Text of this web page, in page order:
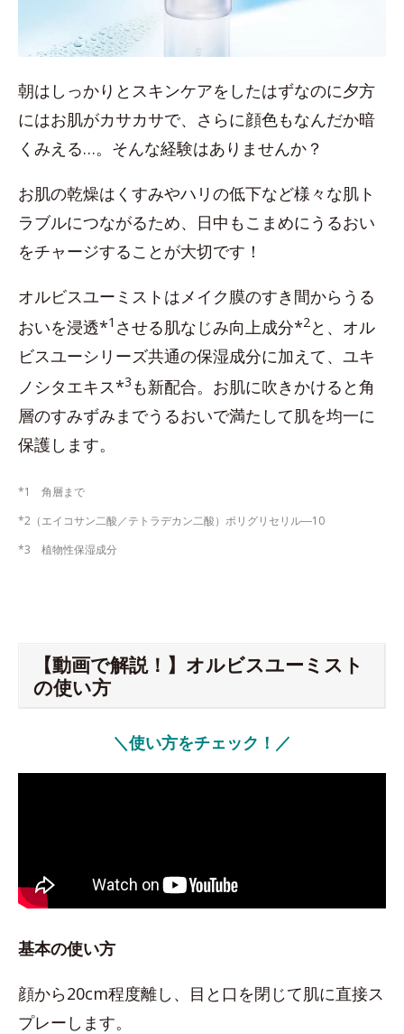
朝はしっかりとスキンケアをしたはずなのに夕方
にはお肌がカサカサで、さらに顔色もなんだか暗
くみえる…。そんな経験はありませんか？
お肌の乾燥はくすみやハリの低下など様々な肌ト
ラブルにつながるため、日中もこまめにうるおい
をチャージすることが大切です！
オルビスユーミストはメイク膜のすき間からうる
おいを浸透*1 させる肌なじみ向上成分*2と、オル
ビスユーシリーズ共通の保湿成分に加えて、ユキ
ノシタエキス*3 も新配合。お肌に吹きかけると角
層のすみずみまでうるおいで満たして肌を均一に
保護します。
*1 角層まで
*2（エイコサン二酸／テトラデカン二酸）ポリグリセリル―10
*3 植物性保湿成分
【動画で解説！】オルビスユーミスト
の使い方
＼使い方をチェック！／
基本の使い方
顔から20cm程度離し、目と口を閉じて肌に直接ス
プレーします。